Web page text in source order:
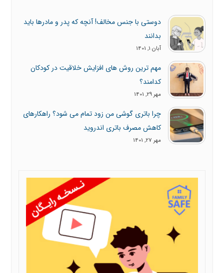
دوستی با جنس مخالف! آنچه که پدر و مادرها باید
بدانند
آبان 1, 1401
مهم ترین روش های افزایش خلاقیت در کودکان
کدامند؟
مهر 29, 1401
چرا باتری گوشی من زود تمام می شود؟ راهکارهای
کاهش مصرف باتری اندروید
مهر 27, 1401